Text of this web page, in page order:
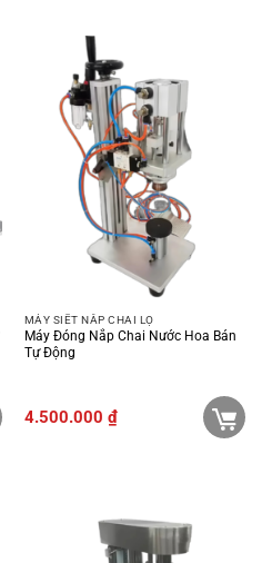
MÁY SIẾT NẮP CHAI LỌ
Máy Đóng Nắp Chai Nước Hoa Bán
Tự Động
4.500.000 ₫